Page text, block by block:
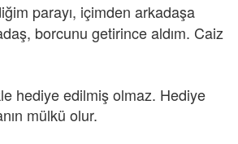
parayı, içimden arkadaşa
borcunu getirince aldım. Caiz
hediye edilmiş olmaz. Hediye
mülkü olur.